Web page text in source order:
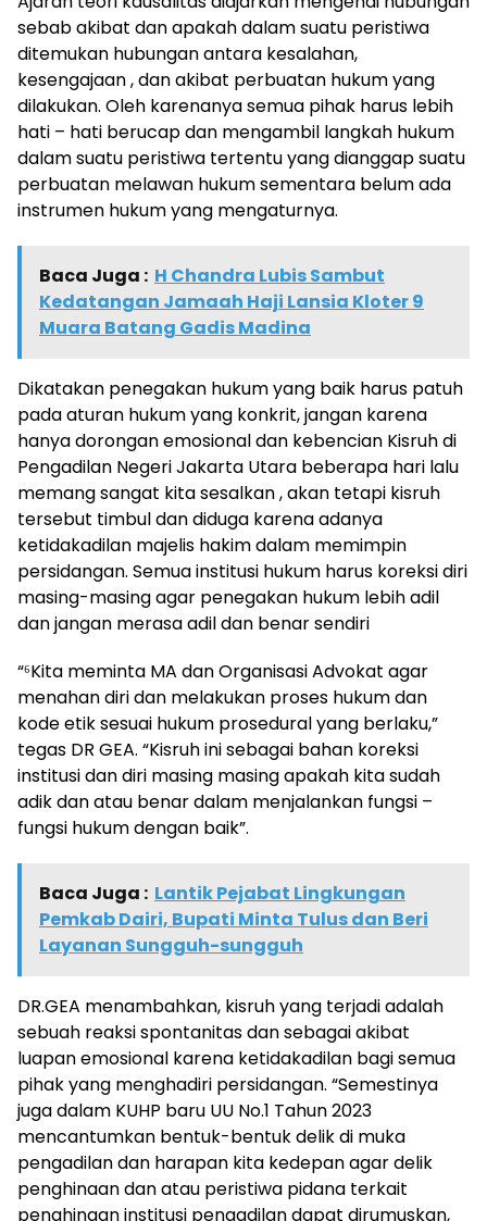
sebab akibat dan apakah dalam suatu peristiwa
ditemukan hubungan antara kesalahan,
kesengajaan , dan akibat perbuatan hukum yang
dilakukan. Oleh karenanya semua pihak harus lebih
hati – hati berucap dan mengambil langkah hukum
dalam suatu peristiwa tertentu yang dianggap suatu
perbuatan melawan hukum sementara belum ada
instrumen hukum yang mengaturnya.
Baca Juga : H Chandra Lubis Sambut
Kedatangan Jamaah Haji Lansia Kloter 9
Muara Batang Gadis Madina
Dikatakan penegakan hukum yang baik harus patuh
pada aturan hukum yang konkrit, jangan karena
hanya dorongan emosional dan kebencian Kisruh di
Pengadilan Negeri Jakarta Utara beberapa hari lalu
memang sangat kita sesalkan , akan tetapi kisruh
tersebut timbul dan diduga karena adanya
ketidakadilan majelis hakim dalam memimpin
persidangan. Semua institusi hukum harus koreksi diri
masing-masing agar penegakan hukum lebih adil
dan jangan merasa adil dan benar sendiri
“⁶Kita meminta MA dan Organisasi Advokat agar
menahan diri dan melakukan proses hukum dan
kode etik sesuai hukum prosedural yang berlaku,”
tegas DR GEA. “Kisruh ini sebagai bahan koreksi
institusi dan diri masing masing apakah kita sudah
adik dan atau benar dalam menjalankan fungsi –
fungsi hukum dengan baik”.
Baca Juga : Lantik Pejabat Lingkungan
Pemkab Dairi, Bupati Minta Tulus dan Beri
Layanan Sungguh-sungguh
DR.GEA menambahkan, kisruh yang terjadi adalah
sebuah reaksi spontanitas dan sebagai akibat
luapan emosional karena ketidakadilan bagi semua
pihak yang menghadiri persidangan. “Semestinya
juga dalam KUHP baru UU No.1 Tahun 2023
mencantumkan bentuk-bentuk delik di muka
pengadilan dan harapan kita kedepan agar delik
penghinaan dan atau peristiwa pidana terkait
penghinaan institusi pengadilan dapat dirumuskan,